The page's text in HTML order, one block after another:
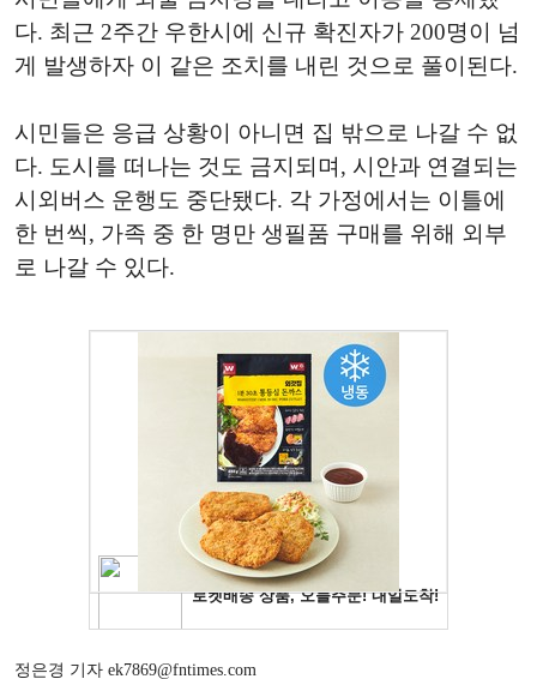
다. 최근 2주간 우한시에 신규 확진자가 200명이 넘
게 발생하자 이 같은 조치를 내린 것으로 풀이된다.
시민들은 응급 상황이 아니면 집 밖으로 나갈 수 없
다. 도시를 떠나는 것도 금지되며, 시안과 연결되는
시외버스 운행도 중단됐다. 각 가정에서는 이틀에
한 번씩, 가족 중 한 명만 생필품 구매를 위해 외부
로 나갈 수 있다.
정은경 기자 ek7869@fntimes.com